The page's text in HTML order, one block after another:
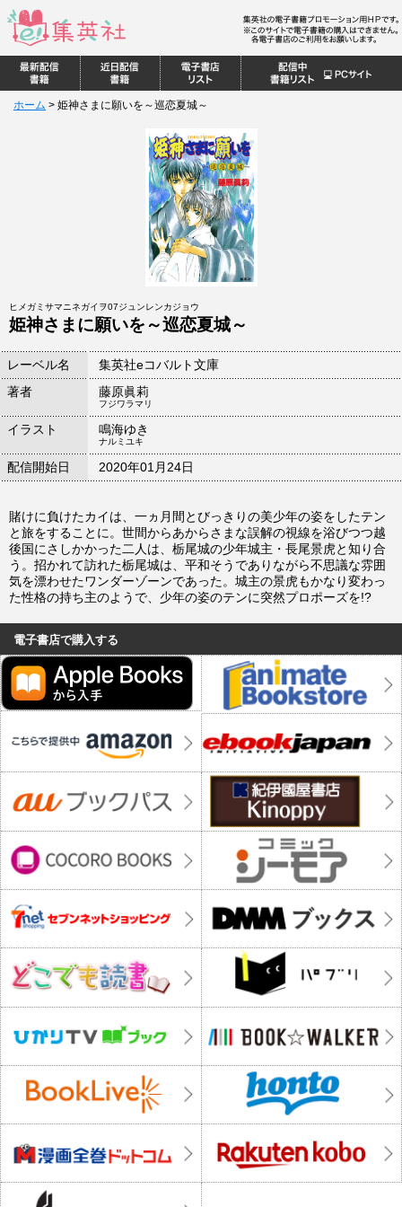
ホーム > 姫神さまに願いを～巡恋夏城～
ヒメガミサマニネガイヲ07ジュンレンカジョウ
姫神さまに願いを～巡恋夏城～
レーベル名
集英社eコバルト文庫
著者
藤原眞莉
フジワラマリ
イラスト 鳴海ゆき
ナルミユキ
配信開始日 2020年01月24日
賭けに負けたカイは、一ヵ月間とびっきりの美少年の姿をしたテン
と旅をすることに。世間からあからさまな誤解の視線を浴びつつ越
後国にさしかかった二人は、栃尾城の少年城主・長尾景虎と知り合
う。招かれて訪れた栃尾城は、平和そうでありながら不思議な雰囲
気を漂わせたワンダーゾーンであった。城主の景虎もかなり変わっ
た性格の持ち主のようで、少年の姿のテンに突然プロポーズを!?
電子書店で購入する